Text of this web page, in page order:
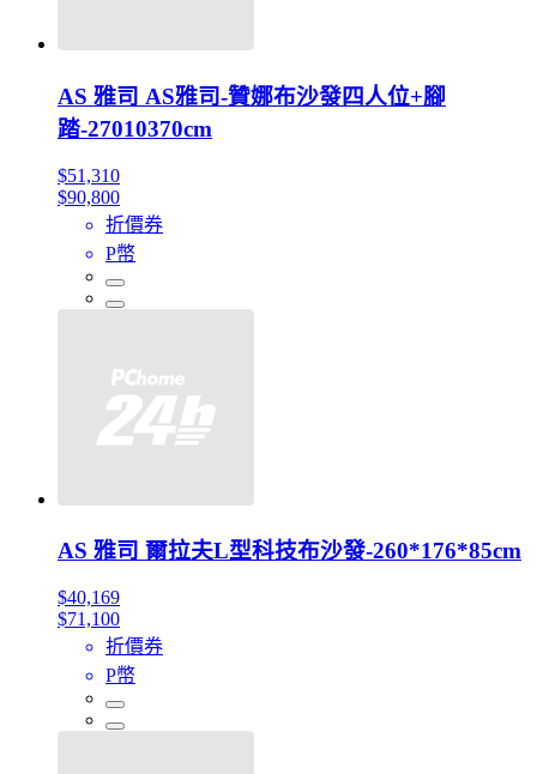
AS 雅司 AS雅司-贊娜布沙發四人位+腳
踏-27010370cm
$51,310
$90,800
折價券
P幣
AS 雅司 爾拉夫L型科技布沙發-260*176*85cm
$40,169
$71,100
折價券
P幣